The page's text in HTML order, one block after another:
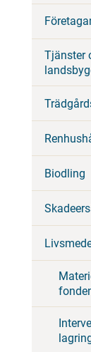
Tjänster
Biodling